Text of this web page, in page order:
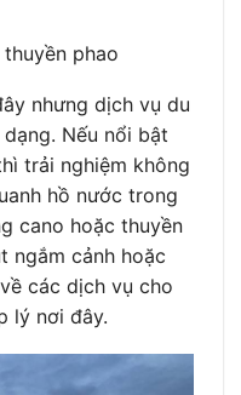
phao
nhưng dịch vụ du
Nếu nổi bật
trải nghiệm không
hồ nước trong
cano hoặc thuyền
ngắm cảnh hoặc
các dịch vụ cho
lý nơi đây.